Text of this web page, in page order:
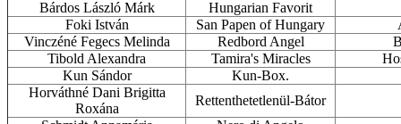
Bárdos László Márk
Hungarian Favorit
Foki István
San Papen of Hungary
Vinczéné Fegecs Melinda
Redbord Angel
Tibold Alexandra
Tamira's Miracles
Kun Sándor
Kun-Box.
Horváthné Dani Brigitta
Roxána
Rettenthetetlenül-Bátor